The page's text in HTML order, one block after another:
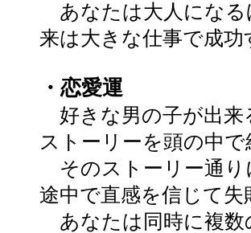
あなたは大人になる
来は大きな仕事で成
・恋愛運
好きな男の子が出来
ストーリーを頭の中
そのストーリー通り
途中で直感を信じて
あなたは同時に複数